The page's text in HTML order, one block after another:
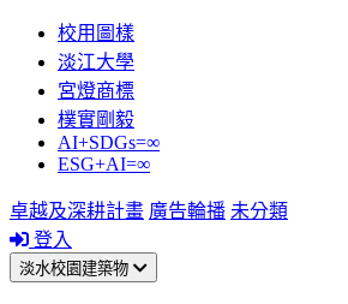
校用圖樣
淡江大學
宮燈商標
樸實剛毅
AI+SDGs=∞
ESG+AI=∞
卓越及深耕計畫 廣告輪播 未分類
登入
淡水校園建築物